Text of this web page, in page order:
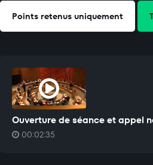
Points retenus uniquement
Ouverture de séance et appel
00:02:35